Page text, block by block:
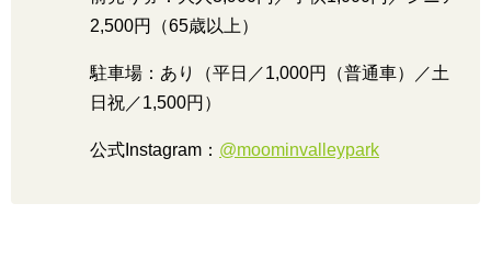
2,500円（65歳以上）
駐車場：あり（平日／1,000円（普通車）／土
日祝／1,500円）
公式Instagram： @moominvalleypark